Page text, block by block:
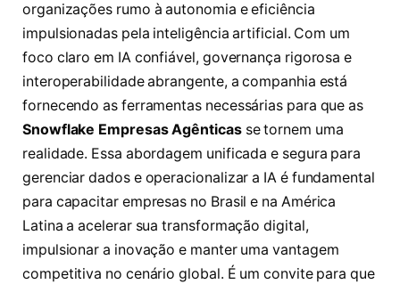
organizações rumo à autonomia e eficiência
impulsionadas pela inteligência artificial. Com um
foco claro em IA confiável, governança rigorosa e
interoperabilidade abrangente, a companhia está
fornecendo as ferramentas necessárias para que as
Snowflake Empresas Agênticasse tornem uma
realidade. Essa abordagem unificada e segura para
gerenciar dados e operacionalizar a IA é fundamental
para capacitar empresas no Brasil e na América
Latina a acelerar sua transformação digital,
impulsionar a inovação e manter uma vantagem
competitiva no cenário global. É um convite para que